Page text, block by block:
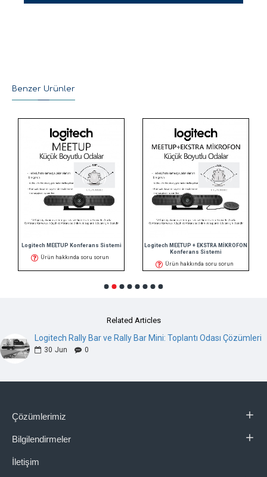
Benzer Ürünler
Logitech MEETUP Konferans Sistemi
Ürün hakkında soru sorun
Logitech MEETUP + EKSTRA MİKROFON
Konferans Sistemi
Ürün hakkında soru sorun
Related Articles
Logitech Rally Bar ve Rally Bar Mini: Toplantı Odası Çözümleri
30 Jun 0
Çözümlerimiz
Bilgilendirmeler
İletişim